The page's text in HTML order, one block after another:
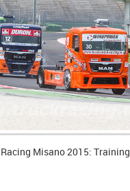
Misano 2015: Training